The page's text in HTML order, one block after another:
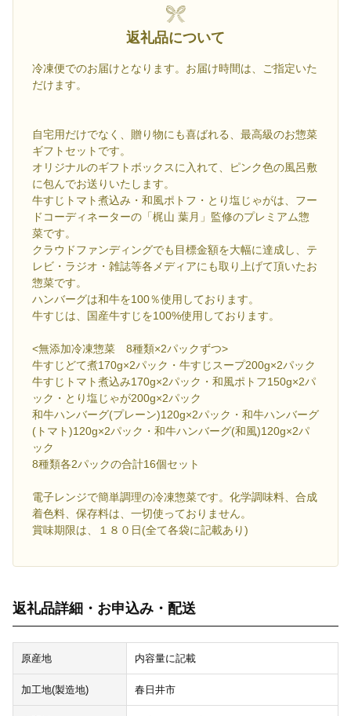
返礼品について
冷凍便でのお届けとなります。お届け時間は、ご指定いた
だけます。
自宅用だけでなく、贈り物にも喜ばれる、最高級のお惣菜
ギフトセットです。
オリジナルのギフトボックスに入れて、ピンク色の風呂敷
に包んでお送りいたします。
牛すじトマト煮込み・和風ポトフ・とり塩じゃがは、フー
ドコーディネーターの「梶山 葉月」監修のプレミアム惣
菜です。
クラウドファンディングでも目標金額を大幅に達成し、テ
レビ・ラジオ・雑誌等各メディアにも取り上げて頂いたお
惣菜です。
ハンバーグは和牛を100％使用しております。
牛すじは、国産牛すじを100%使用しております。
<無添加冷凍惣菜 8種類×2パックずつ>
牛すじどて煮170g×2パック・牛すじスープ200g×2パック
牛すじトマト煮込み170g×2パック・和風ポトフ150g×2パ
ック・とり塩じゃが200g×2パック
和牛ハンバーグ(プレーン)120g×2パック・和牛ハンバーグ
(トマト)120g×2パック・和牛ハンバーグ(和風)120g×2パ
ック
8種類各2パックの合計16個セット
電子レンジで簡単調理の冷凍惣菜です。化学調味料、合成
着色料、保存料は、一切使っておりません。
賞味期限は、１８０日(全て各袋に記載あり)
返礼品詳細・お申込み・配送
原産地 内容量に記載
加工地(製造地) 春日井市